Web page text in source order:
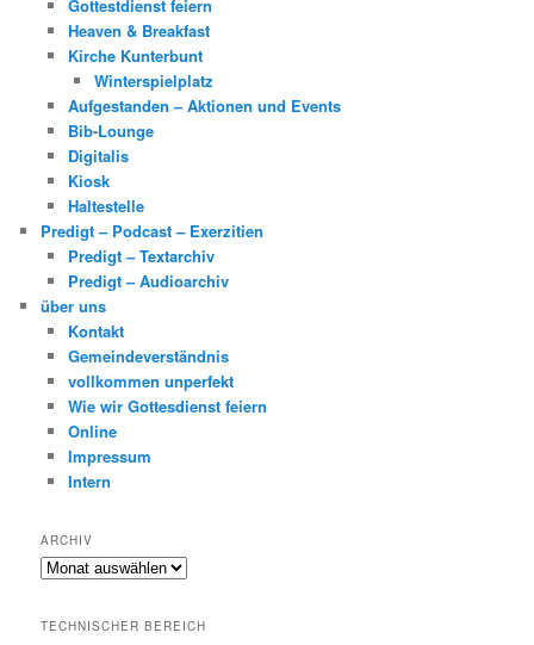
Gottestdienst feiern
Heaven & Breakfast
Kirche Kunterbunt
Winterspielplatz
Aufgestanden – Aktionen und Events
Bib-Lounge
Digitalis
Kiosk
Haltestelle
Predigt – Podcast – Exerzitien
Predigt – Textarchiv
Predigt – Audioarchiv
über uns
Kontakt
Gemeindeverständnis
vollkommen unperfekt
Wie wir Gottesdienst feiern
Online
Impressum
Intern
ARCHIV
Archiv
TECHNISCHER BEREICH